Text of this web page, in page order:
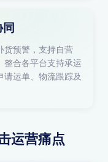
货预警，支持自营
整合各平台支持承运
请运单、物流跟踪及
运营痛点